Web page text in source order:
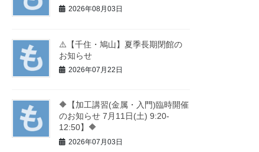
2026年08月03日
⚠️【千住・鳩山】夏季長期閉館の
お知らせ
2026年07月22日
🔶【加工講習(金属・入門)臨時開催
のお知らせ 7月11日(土) 9:20-
12:50】🔶
2026年07月03日